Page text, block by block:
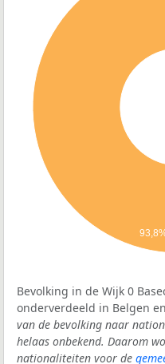
Bevolking in de Wijk 0
onderverdeeld in Belgen
van de bevolking naar
helaas onbekend. Daarom
nationaliteiten voor de